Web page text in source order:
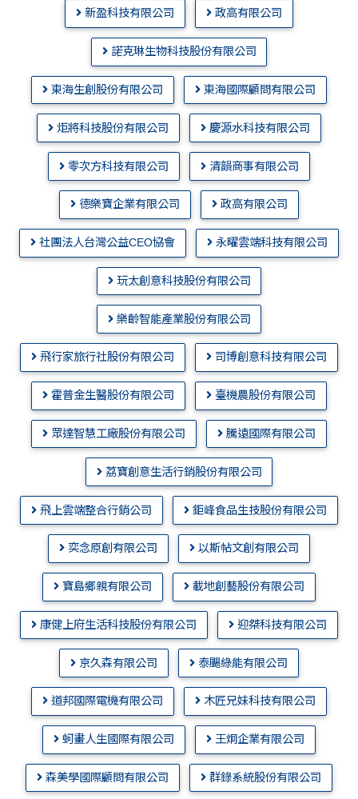
新盈科技有限公司 政高有限公司
諾克琳生物科技股份有限公司
東海生創股份有限公司 東海國際顧問有限公司
炬將科技股份有限公司 慶源水科技有限公司
零次方科技有限公司 清韻商事有限公司
德樂寶企業有限公司 政高有限公司
社團法人台灣公益CEO協會 永曜雲端科技有限公司
玩太創意科技股份有限公司
樂齡智能產業股份有限公司
飛行家旅行社股份有限公司 司博創意科技有限公司
霍普金生醫股份有限公司 臺機農股份有限公司
眾達智慧工廠股份有限公司 騰遠國際有限公司
荔寶創意生活行銷股份有限公司
飛上雲端整合行銷公司 鉅峰食品生技股份有限公司
奕念原創有限公司 以斯帖文創有限公司
寶島鄉親有限公司 載地創藝股份有限公司
康健上府生活科技股份有限公司 迎桀科技有限公司
京久森有限公司 泰颺綠能有限公司
道邦國際電機有限公司 木匠兄妹科技有限公司
蚵畫人生國際有限公司 王炯企業有限公司
森美學國際顧問有限公司 群錄系統股份有限公司